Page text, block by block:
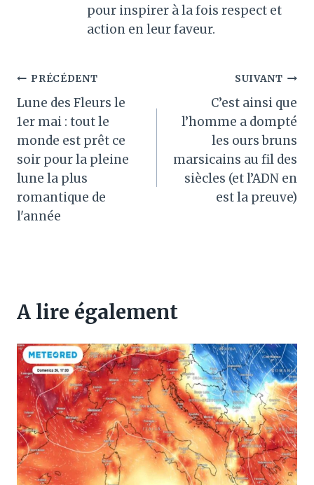
pour inspirer à la fois respect et
action en leur faveur.
Navigation
de
l’article
PRÉCÉDENT
Lune des Fleurs le
1er mai : tout le
monde est prêt ce
soir pour la pleine
lune la plus
romantique de
l'année
SUIVANT
C’est ainsi que
l’homme a dompté
les ours bruns
marsicains au fil des
siècles (et l’ADN en
est la preuve)
A lire également